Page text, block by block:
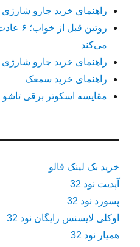
راهنمای خرید جارو شارژی
روتین
می‌کند
راهنمای خرید جارو
راهنمای خرید سمعک
مقایسه اسکوتر برقی تاشو
خرید بک لینک فالو
آپدیت نود 32
پسورد نود 32
اوکلی لایسنس رایگان نود 32
همیار نود 32